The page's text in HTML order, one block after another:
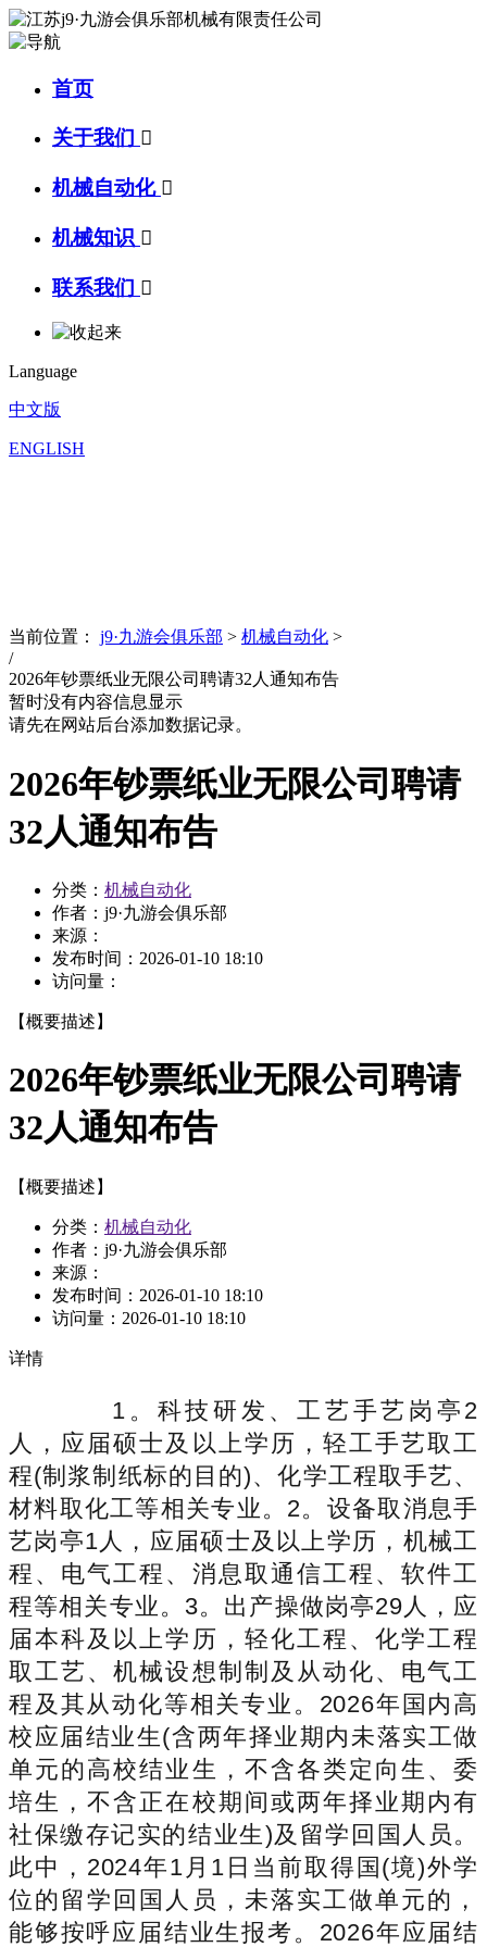
首页
关于我们 
机械自动化 
机械知识 
联系我们 
Language
中文版
ENGLISH
当前位置： j9·九游会俱乐部 > 机械自动化 >
/
2026年钞票纸业无限公司聘请32人通知布告
暂时没有内容信息显示
请先在网站后台添加数据记录。
2026年钞票纸业无限公司聘请
32人通知布告
分类： 机械自动化
作者：j9·九游会俱乐部
来源：
发布时间： 2026-01-10 18:10
访问量：
【概要描述】
2026年钞票纸业无限公司聘请
32人通知布告
【概要描述】
分类： 机械自动化
作者：j9·九游会俱乐部
来源：
发布时间： 2026-01-10 18:10
访问量： 2026-01-10 18:10
详情
1。科技研发、工艺手艺岗亭2
人，应届硕士及以上学历，轻工手艺取工
程(制浆制纸标的目的)、化学工程取手艺、
材料取化工等相关专业。2。设备取消息手
艺岗亭1人，应届硕士及以上学历，机械工
程、电气工程、消息取通信工程、软件工
程等相关专业。3。出产操做岗亭29人，应
届本科及以上学历，轻化工程、化学工程
取工艺、机械设想制制及从动化、电气工
程及其从动化等相关专业。2026年国内高
校应届结业生(含两年择业期内未落实工做
单元的高校结业生，不含各类定向生、委
培生，不含正在校期间或两年择业期内有
社保缴存记实的结业生)及留学回国人员。
此中，2024年1月1日当前取得国(境)外学
位的留学回国人员，未落实工做单元的，
能够按呼应届结业生报考。2026年应届结